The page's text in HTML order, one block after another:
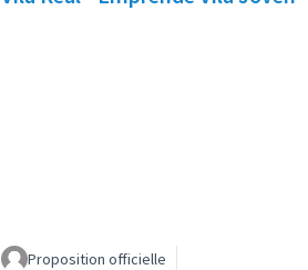
Proposition officielle